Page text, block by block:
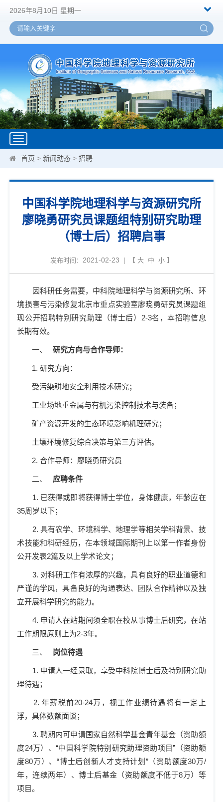
2026年8月10日 星期一
Toggle
navigation
首页 >新闻动态 >招聘
中国科学院地理科学与资源研究所
廖晓勇研究员课题组特别研究助理
（博士后）招聘启事
发布时间： 2021-02-23 | 【 大 中 小】
因科研任务需要，中科院地理科学与资源研究所、环
境损害与污染修复北京市重点实验室廖晓勇研究员课题组
现公开招聘特别研究助理（博士后） 2-3名，本招聘信息
长期有效。
一、 研究方向与合作导师：
1. 研究方向：
受污染耕地安全利用技术研究；
工业场地重金属与有机污染控制技术与装备；
矿产资源开发的生态环境影响机理研究；
土壤环境修复综合决策与第三方评估。
2. 合作导师：廖晓勇研究员
二、 应聘条件
1. 已获得或即将获得博士学位，身体健康，年龄应在
35周岁以下；
2. 具有农学、环境科学、地理学等相关学科背景、技
术技能和科研经历，在本领域国际期刊上以第一作者身份
公开发表2篇及以上学术论文；
3. 对科研工作有浓厚的兴趣，具有良好的职业道德和
严谨的学风，具备良好的沟通表达、团队合作精神以及独
立开展科学研究的能力。
4. 申请人在站期间须全职在校从事博士后研究，在站
工作期限原则上为2-3年。
三、 岗位待遇
1. 申请人一经录取，享受中科院博士后及特别研究助
理待遇；
2. 年薪税前20-24万，视工作业绩待遇将有一定上
浮，具体数额面谈；
3. 聘期内可申请国家自然科学基金青年基金（资助额
度24万）、“中国科学院特别研究助理资助项目”（资助额
度80万）、“博士后创新人才支持计划”（资助额度30万/
年，连续两年）、博士后基金（资助额度不低于8万）等
项目。